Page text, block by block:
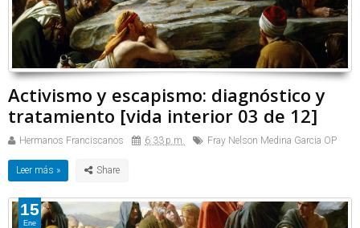
Activismo y escapismo: diagnóstico y
tratamiento [vida interior 03 de 12]
Hermanos Franciscanos 6:33 p.m. Fray Nelson Medina Garcia OP
Leer más »
15
Ene